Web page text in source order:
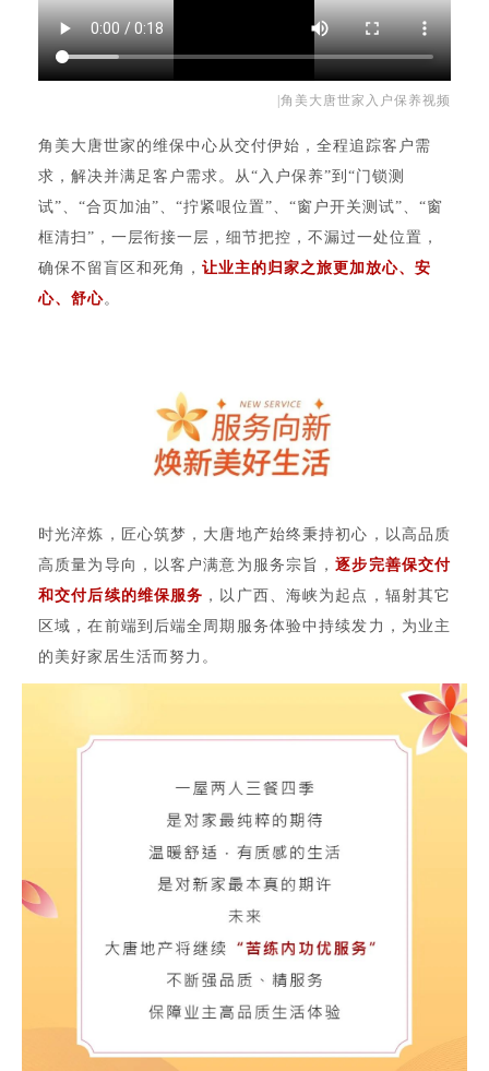
|角美大唐世家入户保养视频
角美大唐世家的维保中心从交付伊始，全程追踪客户需
求，解决并满足客户需求。从“入户保养”到“门锁测
试”、“合页加油”、“拧紧哏位置”、“窗户开关测试”、“窗
框清扫”，一层衔接一层，细节把控，不漏过一处位置，
确保不留盲区和死角， 让业主的归家之旅更加放心、安
心、舒心。
时光淬炼，匠心筑梦，大唐地产始终秉持初心，以高品质
高质量为导向，以客户满意为服务宗旨，逐步 完善保交付
和交付后续的维保服务 ，以广西、海峡为起点，辐射其它
区域，在前端到后端全周期服务体验中持续发力，为业主
的美好家居生活而努力。